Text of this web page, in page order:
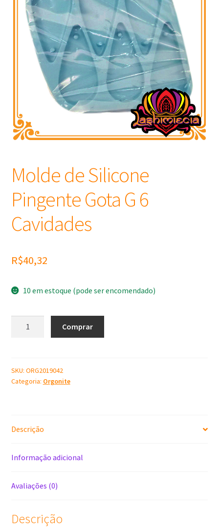
Frascos
Extratos
Matéria Prima
Corante, Pigmento e Óxido
Manteiga
Insumos para Vela
Molde de Silicone
Pingente Gota G 6
Cavidades
R$40,32
10 em estoque (pode ser encomendado)
Gota
G
Comprar
SKU: ORG2019042
Categoria: Orgonite
Descrição
Informação adicional
Avaliações (0)
Descrição